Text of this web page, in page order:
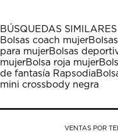
1
estrella
Esta
acción
abrirá
el
formulario
envío.
estrellas.
Esta
acción
abrirá
el
formulario
envío.
estrellas.
Esta
acción
abrirá
el
formulario
envío.
estrellas.
Esta
acción
abrirá
el
formulario
envío.
estrellas.
Esta
acción
abrirá
el
envío.
BÚSQUEDAS SIMILARES
Bolsas coach mujer
para mujerBolsas
mujerBolsa roja mujer
de fantasía Rapsodia
mini crossbody negra
VENTAS POR